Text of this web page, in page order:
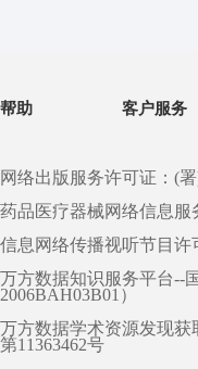
帮助 客户服务
网络出版服务许可证：(
药品医疗器械网络信息服
信息网络传播视听节目许
万方数据知识服务平台--
2006BAH03B01）
万方数据学术资源发现
第11363462号